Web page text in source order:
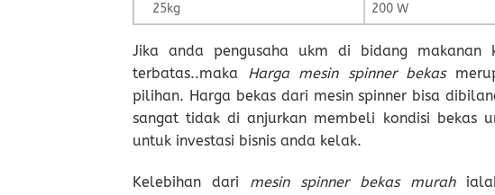
25kg
200 W
Jika anda pengusaha ukm di bidang
terbatas..maka Harga mesin spinner bekas
pilihan. Harga bekas dari mesin spinner bisa
sangat tidak di anjurkan membeli kondisi bekas
untuk investasi bisnis anda kelak.
Kelebihan dari mesin spinner bekas murah